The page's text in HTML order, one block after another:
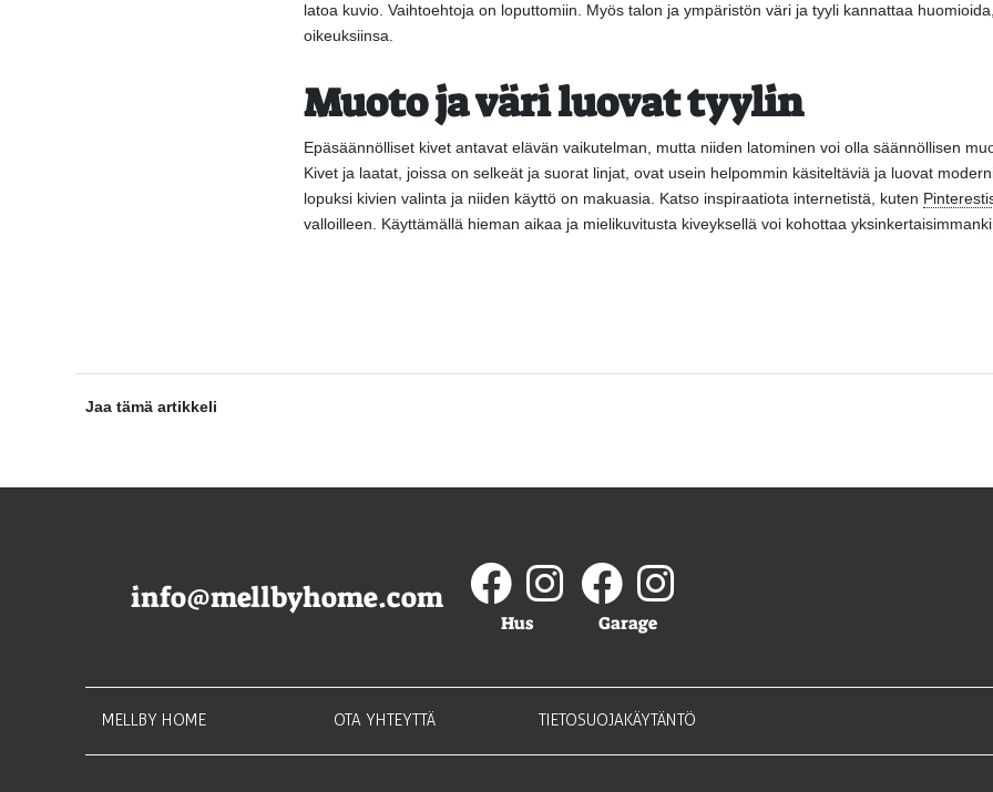
latoa kuvio. Vaihtoehtoja on loputtomiin. Myös talon ja ympäristön väri ja tyyli kannattaa
oikeuksiinsa.
Muoto ja väri luovat tyylin
Epäsäännölliset kivet antavat elävän vaikutelman, mutta niiden latominen voi olla säännöllisen
Kivet ja laatat, joissa on selkeät ja suorat linjat, ovat usein helpommin käsiteltäviä ja luovat
lopuksi kivien valinta ja niiden käyttö on makuasia. Katso inspiraatiota internetistä, kuten
valloilleen. Käyttämällä hieman aikaa ja mielikuvitusta kiveyksellä voi kohottaa
Jaa tämä artikkeli
info@mellbyhome.com
Hus Garage
MELLBY HOME OTA YHTEYTTÄ TIETOSUOJAKÄYTÄNTÖ